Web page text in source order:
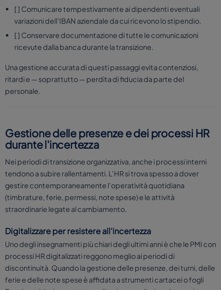
[ ] Comunicare tempestivamente ai dipendenti eventuali
variazioni dell'IBAN aziendale da cui ricevono lo stipendio.
[ ] Conservare documentazione di tutte le comunicazioni
ricevute dalla banca durante la transizione.
Una gestione accurata di questi passaggi evita contenziosi,
ritardi e — soprattutto — perdita di fiducia da parte del
personale.
Gestione delle presenze e dei processi HR
durante l'incertezza
Nei periodi di transizione organizzativa, anche i processi interni
tendono a subire rallentamenti. L'HR si trova spesso a dover
gestire contemporaneamente l'operatività quotidiana
(timbrature, ferie, permessi, note spese) e le attività
straordinarie legate al cambiamento.
Digitalizzare per resistere all'incertezza
Uno degli insegnamenti più chiari degli ultimi anni è che le PMI con
processi HR digitalizzati reggono meglio ai periodi di
discontinuità. Quando la gestione delle presenze, dei turni, delle
ferie e delle note spese è affidata a strumenti cartacei o fogli